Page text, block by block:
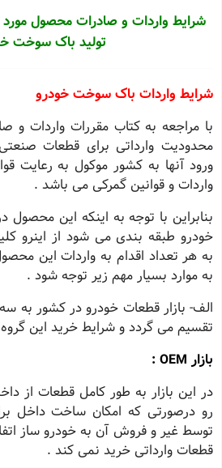
شرایط واردات و صادرات محصول
تولید باک سوخت
شرایط واردات باک سوخت خودرو
با مراجعه به کتاب مقررات واردات و
محدودیت وارداتی برای قطعات
ورود آنها به کشور موکول به رعایت
واردات و قوانین گمرکی می باشد .
بنابراین با توجه به اینکه این
خودرو طبقه بندی می شود از اینرو
به هر تعداد اقدام به واردات این
به موارد بسیار مهم زیر توجه شود .
تقسیم می گردد و شرایط خرید این
بازار OEM :
در این بازار به طور کامل قطعات از
رو درصورتی که امکان ساخت داخل
توسط غیر و فروش آن به خودرو ساز
قطعات وارداتی خرید نمی کند .